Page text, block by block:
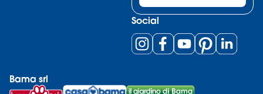
Social
Bama srl